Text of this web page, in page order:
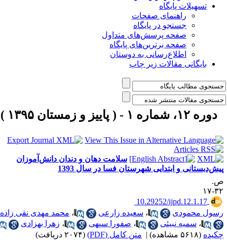
تسهیلات پایگاه
راهنمای صفحات
جستجو در پایگاه
صفحه پرسش‌های متداول
صفحه برترین‌های پایگاه
اطلاع‌رسانی به دوستان
بایگانی مقالات زیر چاپ
دوره ۱۲، شماره ۱ - ( پاییز و زمستان ۱۳۹۵ )
سلامت دهان و دندان دانش‌آموزان
و ابتدایی شهرستان فسا در سال 1393
۱۷
‎ 10.29252/ijpd.12.1.17
محمودی
،سعیده زارعی ،محمد مهدی نقی زاده
،سمیه نبیئی ،صفورا سپهی ،زهرا بهزادی
(۵۶۱۸ مشاهده) | متن کامل (PDF) (۲۰۷۴ دریافت)